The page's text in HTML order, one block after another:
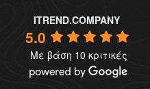
ITREND.COMPANY
5.0
Με βάση 10 κριτικές